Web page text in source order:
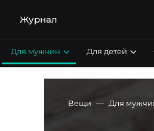
Журнал
Для мужчин Для детей
Вещи Для